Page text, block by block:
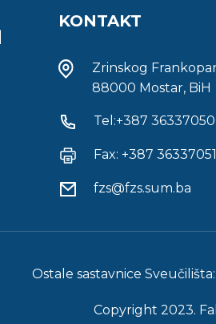
KONTAKT
Zrinskog
88000 Mostar, BiH
Tel:+387 36337050
Fax: +387 36337051
fzs@fzs.sum.ba
Ostale sastavnice Sveučilišta:
Copyright 2023.